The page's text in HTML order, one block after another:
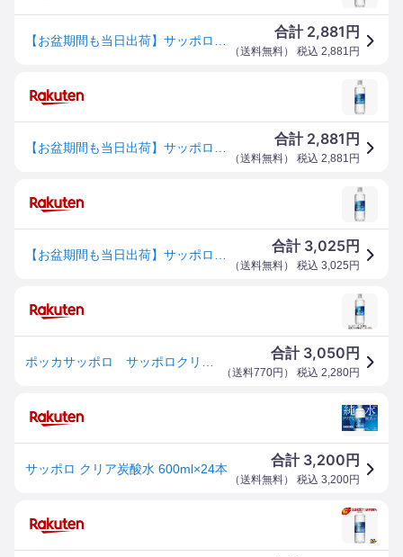
合計 2,881 円
（送料無料） 税込 2,881 円
合計 2,881 円
（送料無料） 税込 2,881 円
合計 3,025円
（送料無料） 税込 3,025 円
合計 3,050 円
（送料770円 ） 税込 2,280円
サッポロ クリア炭酸水 600ml×24本
合計 3,200 円
（送料無料） 税込 3,200円